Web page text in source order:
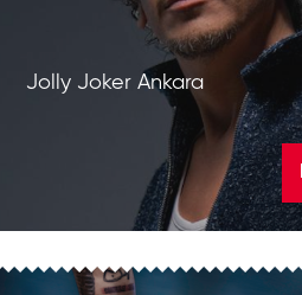
Jolly Joker Ankara